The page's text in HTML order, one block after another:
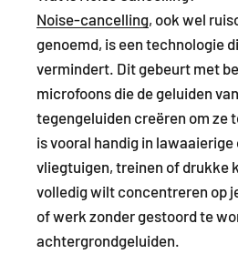
Noise-cancelling, ook wel
genoemd, is een technologie
vermindert. Dit gebeurt met
microfoons die de geluiden
tegengeluiden creëren om ze
is vooral handig in
vliegtuigen, treinen of drukke
volledig wilt concentreren op
of werk zonder gestoord te
achtergrondgeluiden.